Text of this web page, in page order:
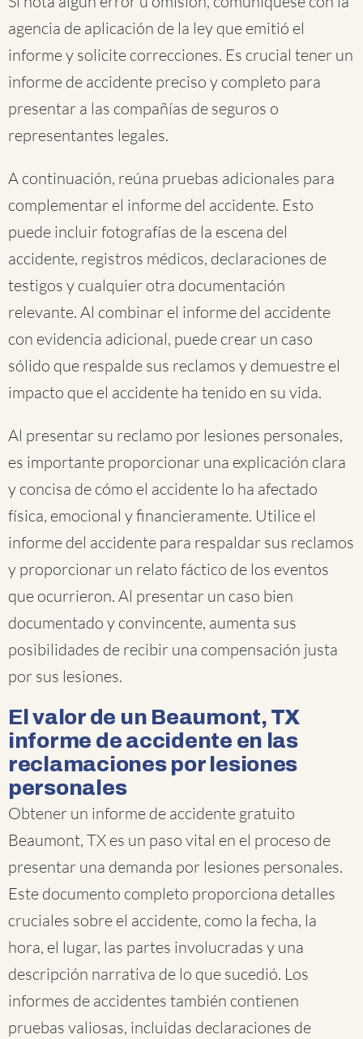
agencia de aplicación de la ley que emitió el
informe y solicite correcciones. Es crucial tener un
informe de accidente preciso y completo para
presentar a las compañías de seguros o
representantes legales.
A continuación, reúna pruebas adicionales para
complementar el informe del accidente. Esto
puede incluir fotografías de la escena del
accidente, registros médicos, declaraciones de
testigos y cualquier otra documentación
relevante. Al combinar el informe del accidente
con evidencia adicional, puede crear un caso
sólido que respalde sus reclamos y demuestre el
impacto que el accidente ha tenido en su vida.
Al presentar su reclamo por lesiones personales,
es importante proporcionar una explicación clara
y concisa de cómo el accidente lo ha afectado
física, emocional y financieramente. Utilice el
informe del accidente para respaldar sus reclamos
y proporcionar un relato fáctico de los eventos
que ocurrieron. Al presentar un caso bien
documentado y convincente, aumenta sus
posibilidades de recibir una compensación justa
por sus lesiones.
El valor de un Beaumont, TX
informe de accidente en las
reclamaciones por lesiones
personales
Obtener un informe de accidente gratuito
Beaumont, TX es un paso vital en el proceso de
presentar una demanda por lesiones personales.
Este documento completo proporciona detalles
cruciales sobre el accidente, como la fecha, la
hora, el lugar, las partes involucradas y una
descripción narrativa de lo que sucedió. Los
informes de accidentes también contienen
pruebas valiosas, incluidas declaraciones de